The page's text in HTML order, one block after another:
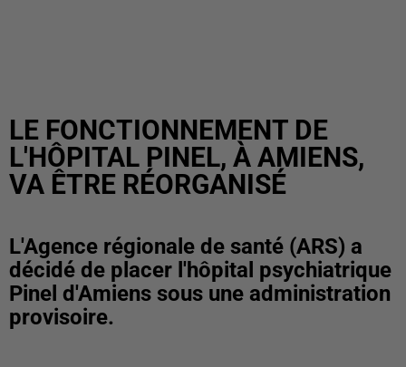
LE FONCTIONNEMENT DE
L'HÔPITAL PINEL, À AMIENS,
VA ÊTRE RÉORGANISÉ
L'Agence régionale de santé (ARS) a
décidé de placer l'hôpital psychiatrique
Pinel d'Amiens sous une administration
provisoire.